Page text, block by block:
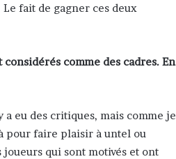
fait de gagner ces deux
comme des cadres. En
a eu des critiques, mais comme je
pour faire plaisir à untel ou
qui sont motivés et ont